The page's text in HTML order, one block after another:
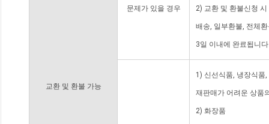
교환 및 환불 가능
문제가 있을 경우 2) 교환 및 환불신청
배송, 일부환불, 전체
3일 이내에 완료됩니
1) 신선식품, 냉장식품
재판매가 어려운 상품
2) 화장품